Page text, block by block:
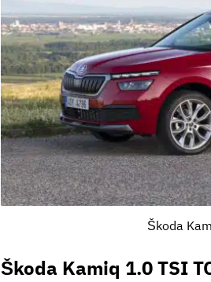
Škoda
Škoda Kamiq 1.0 TSI